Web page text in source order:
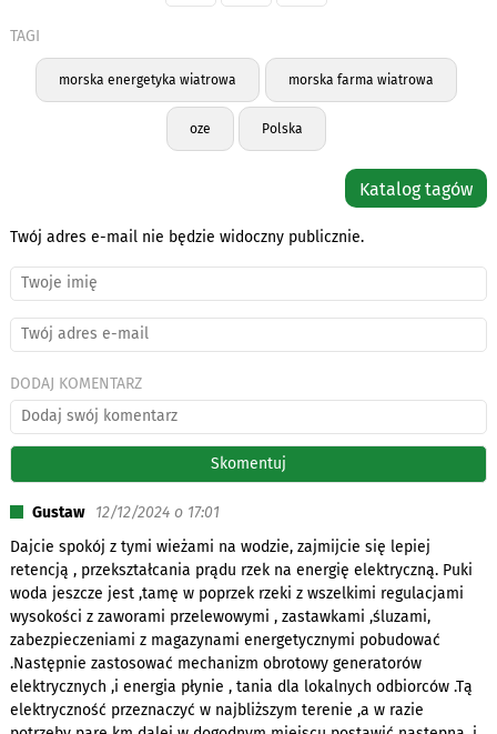
TAGI
morska energetyka wiatrowa morska farma wiatrowa
oze Polska
Katalog tagów
Twój adres e-mail nie będzie widoczny publicznie.
DODAJ KOMENTARZ
Gustaw
12/12/2024 o 17:01
Dajcie spokój z tymi wieżami na wodzie, zajmijcie się lepiej
retencją , przekształcania prądu rzek na energię elektryczną. Puki
woda jeszcze jest ,tamę w poprzek rzeki z wszelkimi regulacjami
wysokości z zaworami przelewowymi , zastawkami ,śluzami,
zabezpieczeniami z magazynami energetycznymi pobudować
.Następnie zastosować mechanizm obrotowy generatorów
elektrycznych ,i energia płynie , tania dla lokalnych odbiorców .Tą
elektryczność przeznaczyć w najbliższym terenie ,a w razie